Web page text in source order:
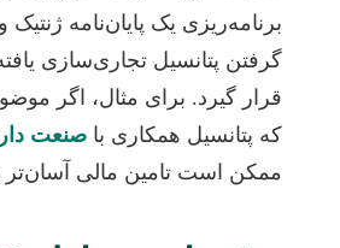
برنامه‌ریزی یک پایان‌نامه ژنتیک و حتی
گرفتن پتانسیل تجاری‌سازی یافته‌ها
قرار گیرد. برای مثال، اگر موضوعی
که پتانسیل همکاری باصنعت
ممکن است تامین مالی آسان‌تر باشد.